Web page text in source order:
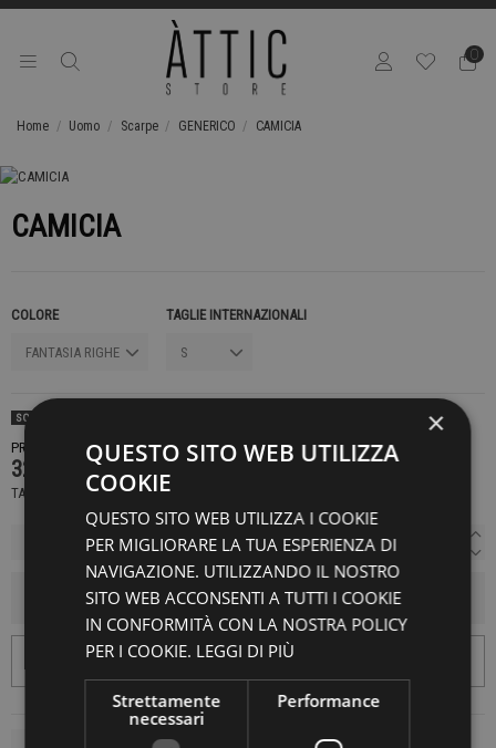
0
Home Uomo Scarpe GENERICO CAMICIA
CAMICIA
COLORE TAGLIE INTERNAZIONALI
SOLD OUT
PRODOTTO NON DISPONIBILE CONTATTACI PER SAPERE DI PIÙ
329,00 €
TASSE INCLUSE
AGGIUNGI AL CARRELLO
×
QUESTO SITO WEB UTILIZZA
COOKIE
QUESTO SITO WEB UTILIZZA I COOKIE
PER MIGLIORARE LA TUA ESPERIENZA DI
NAVIGAZIONE. UTILIZZANDO IL NOSTRO
SITO WEB ACCONSENTI A TUTTI I COOKIE
IN CONFORMITÀ CON LA NOSTRA POLICY
PER I COOKIE. LEGGI DI PIÙ
Strettamente
necessari
Performance